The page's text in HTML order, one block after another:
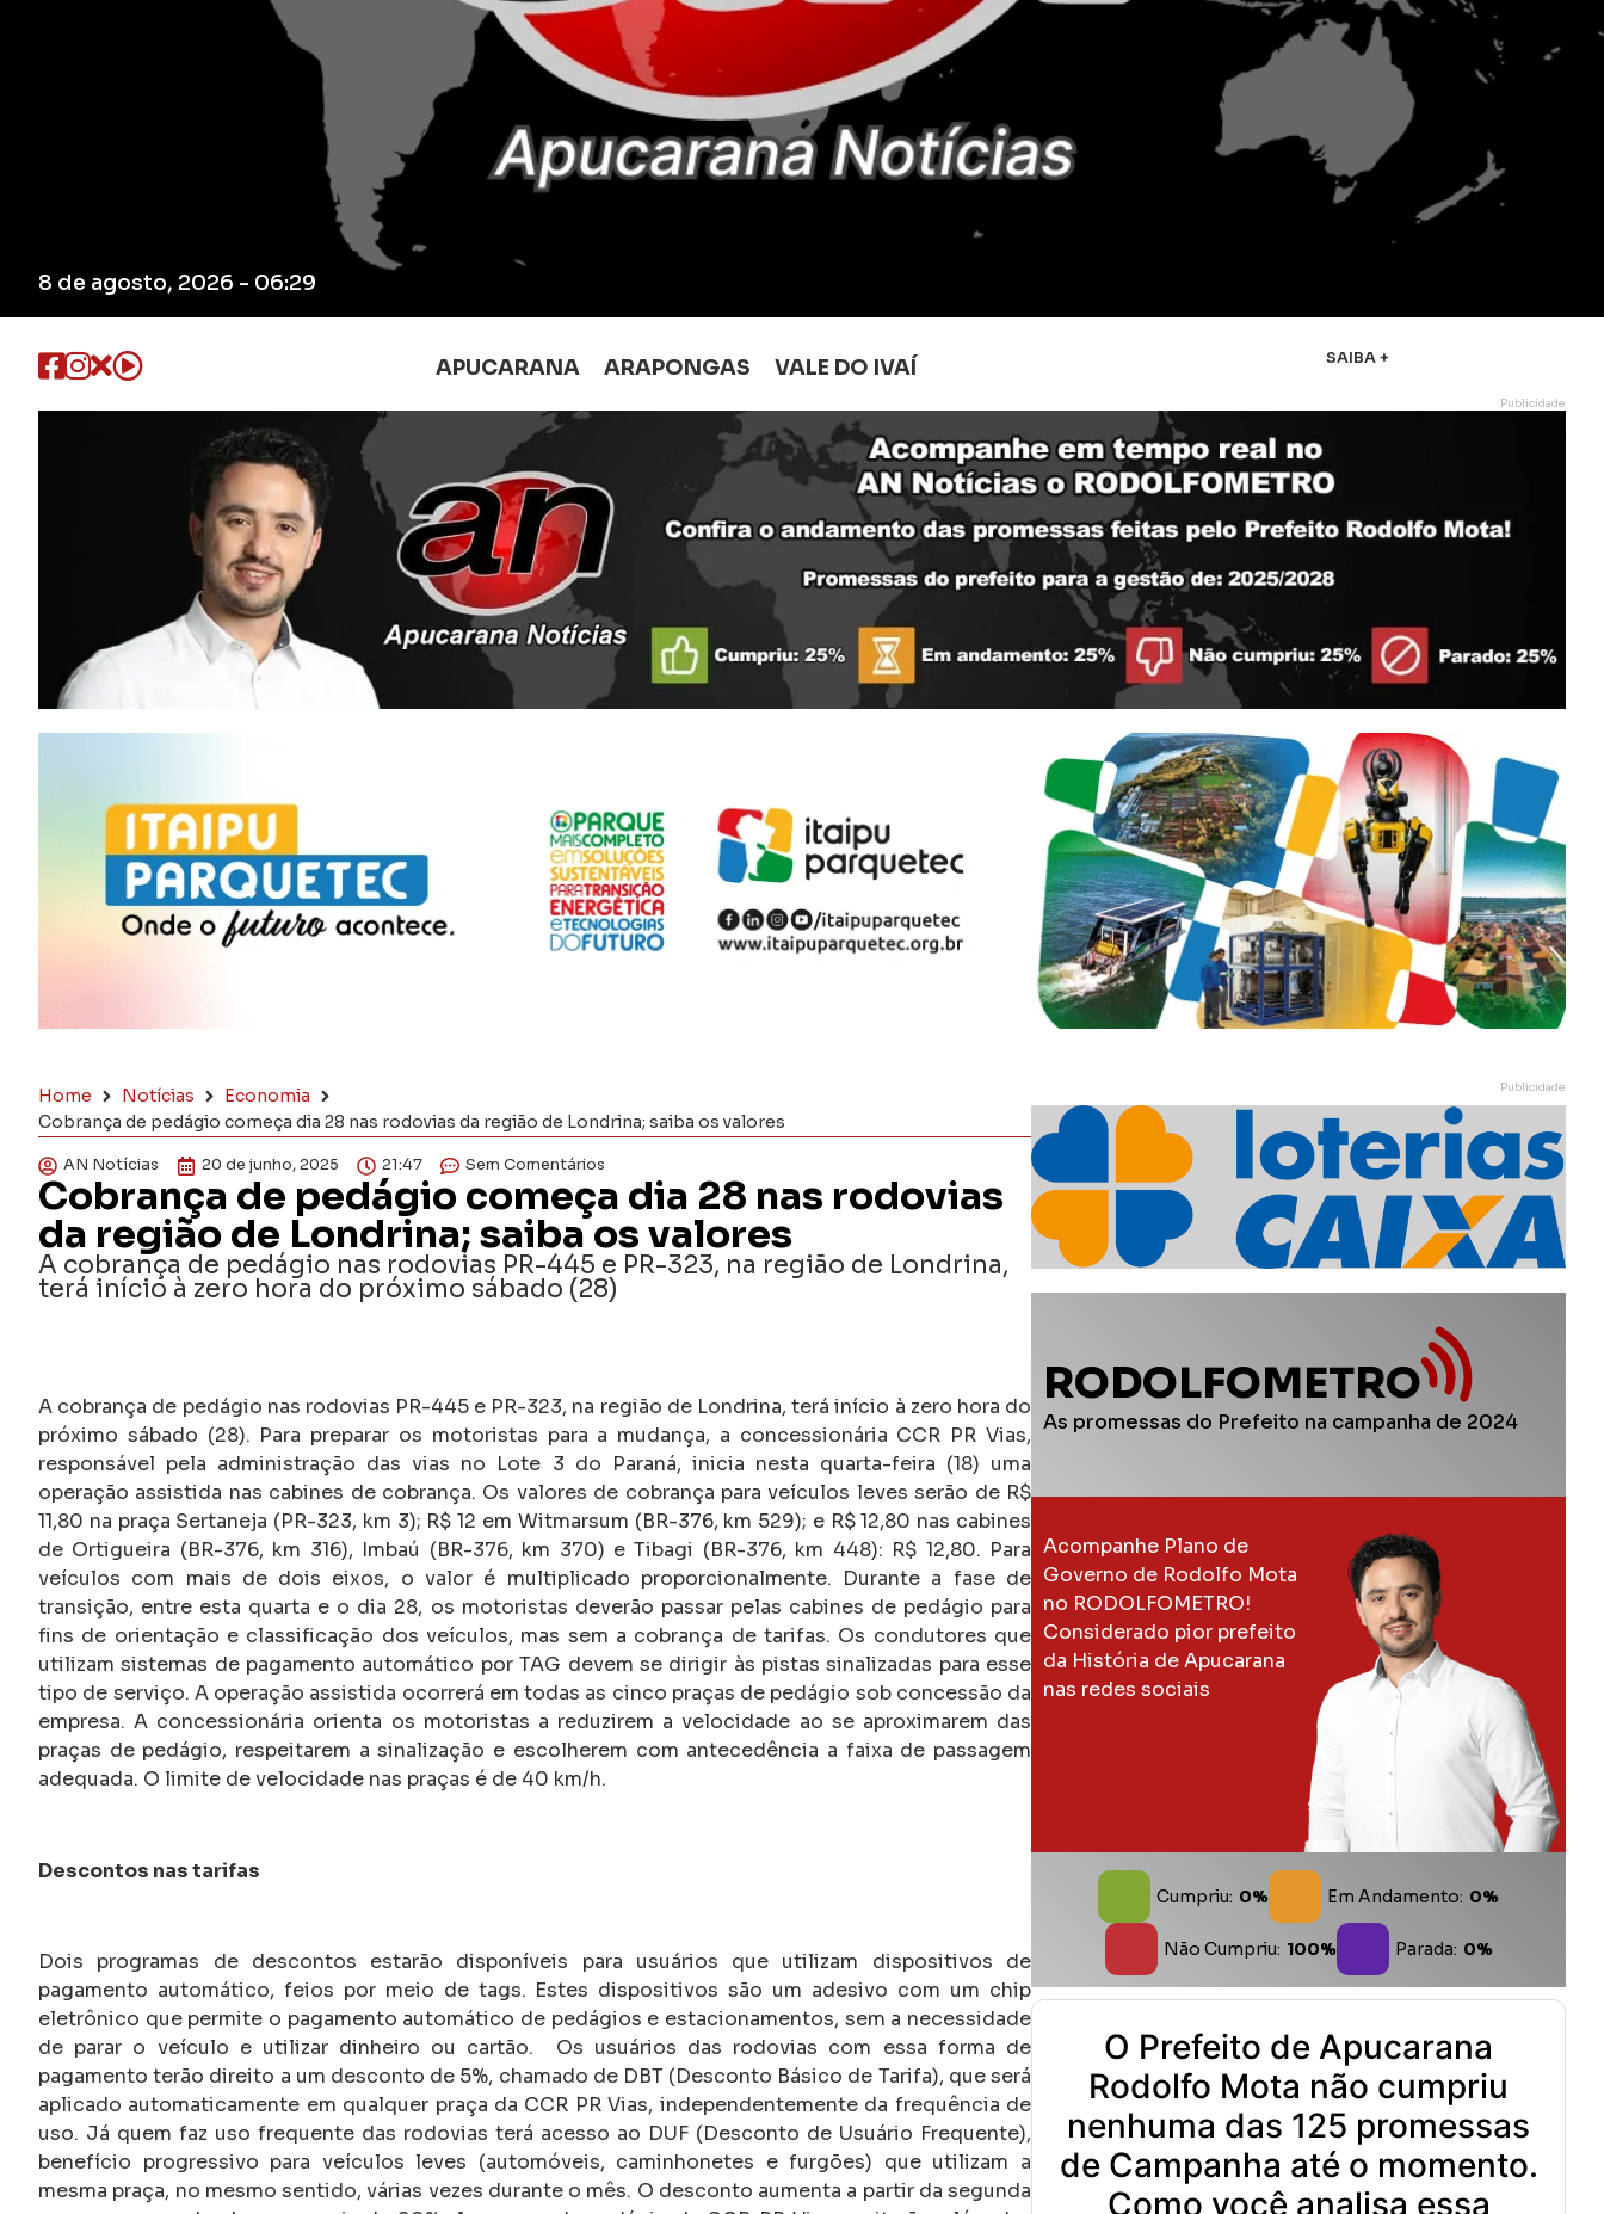
8 de agosto, 2026 - 06:29
APUCARANA ARAPONGAS VALE DO IVAÍ SAIBA +
Publicidade
Home Notícias
Economia
Cobrança de pedágio começa dia 28 nas rodovias da região de Londrina; saiba os valores
AN Notícias 20 de junho, 2025 21:47 Sem Comentários
Cobrança de pedágio começa dia 28 nas rodovias
da região de Londrina; saiba os valores
A cobrança de pedágio nas rodovias PR-445 e PR-323, na região de Londrina,
terá início à zero hora do próximo sábado (28)
A cobrança de pedágio nas rodovias PR-445 e PR-323, na região de Londrina, terá início à zero hora do
próximo sábado (28). Para preparar os motoristas para a mudança, a concessionária CCR PR Vias,
responsável pela administração das vias no Lote 3 do Paraná, inicia nesta quarta-feira (18) uma
operação assistida nas cabines de cobrança. Os valores de cobrança para veículos leves serão de R$
11,80 na praça Sertaneja (PR-323, km 3); R$ 12 em Witmarsum (BR-376, km 529); e R$ 12,80 nas cabines
de Ortigueira (BR-376, km 316), Imbaú (BR-376, km 370) e Tibagi (BR-376, km 448): R$ 12,80. Para
veículos com mais de dois eixos, o valor é multiplicado proporcionalmente. Durante a fase de
transição, entre esta quarta e o dia 28, os motoristas deverão passar pelas cabines de pedágio para
fins de orientação e classificação dos veículos, mas sem a cobrança de tarifas. Os condutores que
utilizam sistemas de pagamento automático por TAG devem se dirigir às pistas sinalizadas para esse
tipo de serviço. A operação assistida ocorrerá em todas as cinco praças de pedágio sob concessão da
empresa. A concessionária orienta os motoristas a reduzirem a velocidade ao se aproximarem das
praças de pedágio, respeitarem a sinalização e escolherem com antecedência a faixa de passagem
adequada. O limite de velocidade nas praças é de 40 km/h.
Descontos nas tarifas
Dois programas de descontos estarão disponíveis para usuários que utilizam dispositivos de
pagamento automático, feios por meio de tags. Estes dispositivos são um adesivo com um chip
eletrônico que permite o pagamento automático de pedágios e estacionamentos, sem a necessidade
de parar o veículo e utilizar dinheiro ou cartão. Os usuários das rodovias com essa forma de
pagamento terão direito a um desconto de 5%, chamado de DBT (Desconto Básico de Tarifa), que será
aplicado automaticamente em qualquer praça da CCR PR Vias, independentemente da frequência de
uso. Já quem faz uso frequente das rodovias terá acesso ao DUF (Desconto de Usuário Frequente),
benefício progressivo para veículos leves (automóveis, caminhonetes e furgões) que utilizam a
mesma praça, no mesmo sentido, várias vezes durante o mês. O desconto aumenta a partir da segunda
Publicidade
RODOLFOMETRO
As promessas do Prefeito na campanha de 2024
Acompanhe Plano de
Governo de Rodolfo Mota
no RODOLFOMETRO!
Considerado pior prefeito
da História de Apucarana
nas redes sociais
Cumpriu: 0% Em Andamento: 0%
Não Cumpriu: 100% Parada: 0%
O Prefeito de Apucarana
Rodolfo Mota não cumpriu
nenhuma das 125 promessas
de Campanha até o momento.
Como você analisa essa